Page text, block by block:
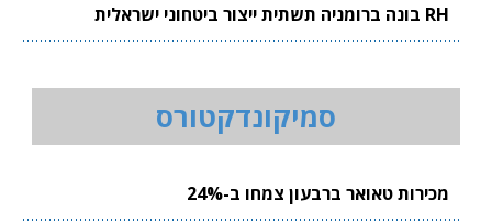
RH בונה ברומניה תשתית ייצור ביטחוני ישראלית
סמיקונדקטורס
מכירות טאואר ברבעון צמחו ב-24%